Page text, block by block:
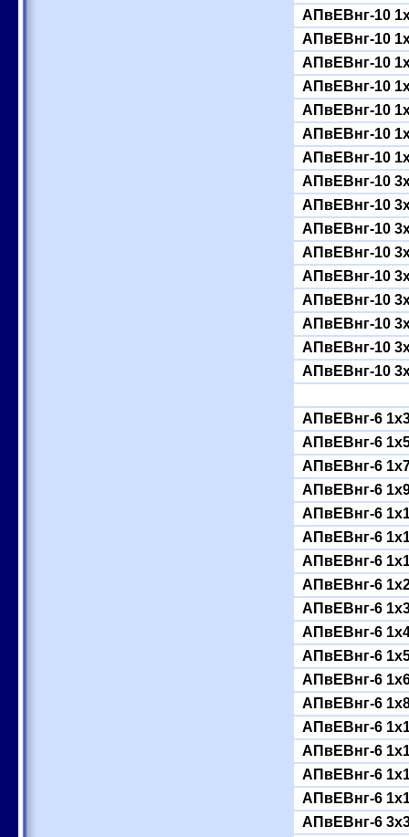
АПвЕВнг-10
АПвЕВнг-10
АПвЕВнг-10
АПвЕВнг-10
АПвЕВнг-10
АПвЕВнг-10
АПвЕВнг-10
АПвЕВнг-10
АПвЕВнг-10
АПвЕВнг-10
АПвЕВнг-10
АПвЕВнг-10
АПвЕВнг-10
АПвЕВнг-10
АПвЕВнг-10
АПвЕВнг-10
АПвЕВнг-6
АПвЕВнг-6
АПвЕВнг-6
АПвЕВнг-6
АПвЕВнг-6
АПвЕВнг-6
АПвЕВнг-6
АПвЕВнг-6
АПвЕВнг-6
АПвЕВнг-6
АПвЕВнг-6
АПвЕВнг-6
АПвЕВнг-6
АПвЕВнг-6
АПвЕВнг-6
АПвЕВнг-6
АПвЕВнг-6
АПвЕВнг-6